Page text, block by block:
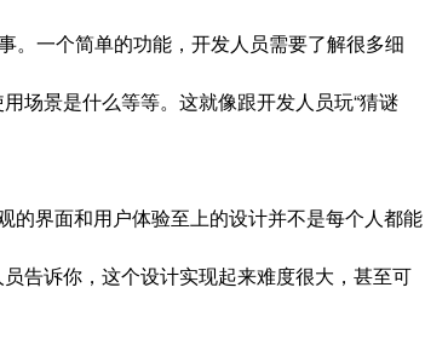
。一个简单的功能，开发人员需要了解很多细
场景是什么等等。这就像跟开发人员玩“猜谜
界面和用户体验至上的设计并不是每个人都能
告诉你，这个设计实现起来难度很大，甚至可